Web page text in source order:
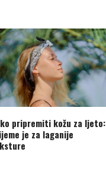
pripremiti kožu za ljeto:
je za laganije